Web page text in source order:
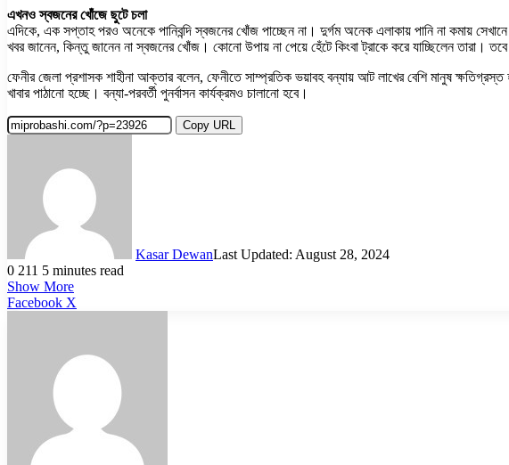
এখনও স্বজনের খোঁজে ছুটে চলা
এদিকে, এক সপ্তাহ পরও অনেকে পানিবন্দি স্বজনের খোঁজ পাচ্ছেন না। দুর্গম অনেক এলাকায় পানি না কমায়
খবর জানেন, কিন্তু জানেন না স্বজনের খোঁজ। কোনো উপায় না পেয়ে হেঁটে কিংবা ট্রাকে করে যাচ্ছিলেন তারা। তবে
ফেনীর জেলা প্রশাসক শাহীনা আক্তার বলেন, ফেনীতে সাম্প্রতিক ভয়াবহ বন্যায় আট লাখের বেশি মানুষ ক্ষতিগ্রস্ত
খাবার পাঠানো হচ্ছে। বন্যা-পরবর্তী পুনর্বাসন কার্যক্রমও চালানো হবে।
Copy URL
Kasar DewanLast Updated: August 28, 2024
0 211 5 minutes read
Show More
Facebook X